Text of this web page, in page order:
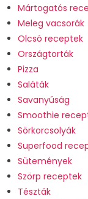
Mártogatós
Meleg vacsorák
Olcsó receptek
Országtorták
Pizza
Saláták
Savanyúság
Smoothie
Sörkorcsolyák
Superfood
Sütemények
Szörp receptek
Tészták